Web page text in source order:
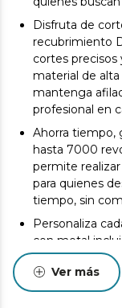
Disfruta de
recubrimiento
cortes precisos
material de alta
mantenga
profesional en
Ahorra tiempo,
hasta 7000
permite
para quienes
tiempo, sin
Personaliza
con metal
longitudes de
robustos y
control para
Ver más